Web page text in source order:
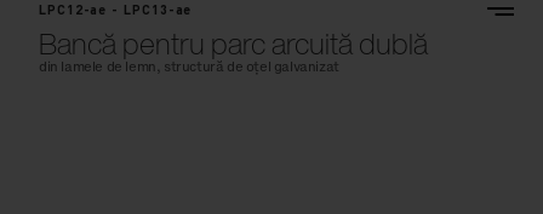
LPC12-ae - LPC13-ae
Bancă pentru parc arcuită dublă
din lamele de lemn, structură de oțel galvanizat